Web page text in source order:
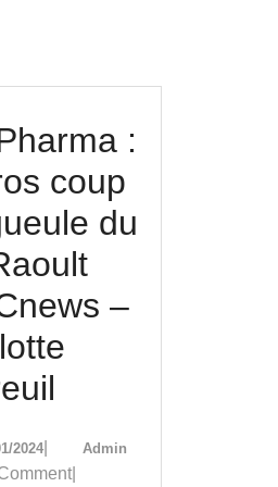
:
coup
du
–
:
202408/01/2024
Admin